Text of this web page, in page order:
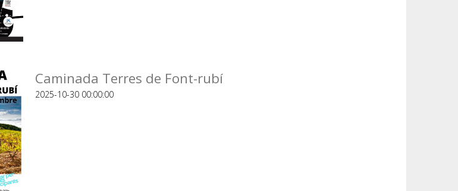
Caminada Terres de Font-rubí
2025-10-30 00:00:00